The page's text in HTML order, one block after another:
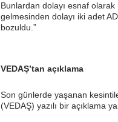
Bunlardan dolayı esnaf
gelmesinden dolayı iki adet
bozuldu.”
VEDAŞ’tan açıklama
Son günlerde yaşanan
(VEDAŞ) yazılı bir açıklama